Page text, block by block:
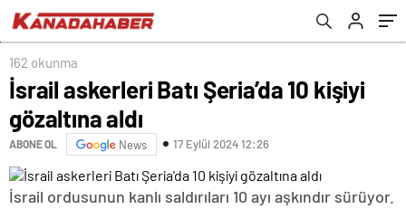
162 okunma
İsrail askerleri Batı Şeria’da 10 kişiyi
gözaltına aldı
ABONE OL News 17 Eylül 2024 12:26
İsrail ordusunun kanlı saldırıları 10 ayı aşkındır sürüyor.